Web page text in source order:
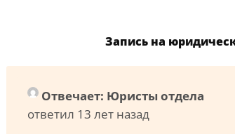
Запись на
Отвечает: Юристы отдела
ответил 13 лет назад